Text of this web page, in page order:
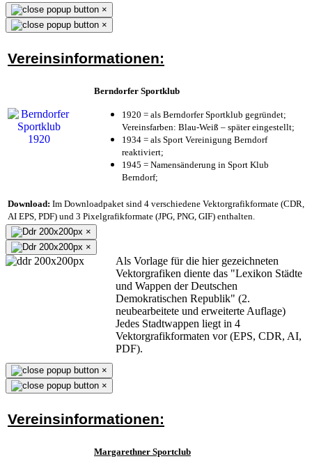
×
×
Vereinsinformationen:
Berndorfer Sportklub
1920 = als Berndorfer Sportklub gegründet;
Vereinsfarben: Blau-Weiß – später eingestellt;
1934 = als Sport Vereinigung Berndorf
reaktiviert;
1945 = Namensänderung in Sport Klub
Berndorf;
Download: Im Downloadpaket sind 4 verschiedene Vektorgrafikformate (CDR,
AI EPS, PDF) und 3 Pixelgrafikformate (JPG, PNG, GIF) enthalten.
×
×
Als Vorlage für die hier gezeichneten
Vektorgrafiken diente das "Lexikon Städte
und Wappen der Deutschen
Demokratischen Republik" (2.
neubearbeitete und erweiterte Auflage)
Jedes Stadtwappen liegt in 4
Vektorgrafikformaten vor (EPS, CDR, AI,
PDF).
×
×
Vereinsinformationen:
Margarethner Sportclub